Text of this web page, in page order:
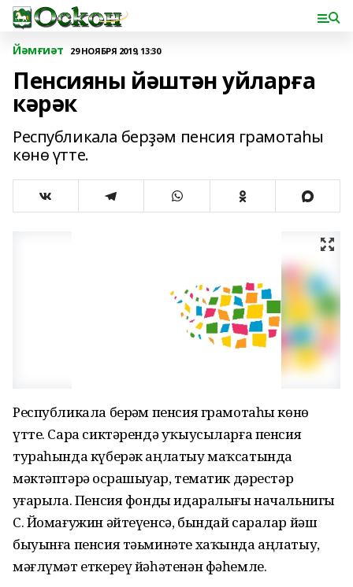
Йәмғиәт 29 НОЯБРЯ 2019, 13:30
Пенсияны йәштән уйларға
кәрәк
Республикала берҙәм пенсия грамотаһы
көнө үтте.
Республикала берҙәм пенсия грамотаһы көнө
үтте. Сара сиктәрендә уҡыусыларға пенсия
тураһында күберәк аңлатыу маҡсатында
мәктәптәрҙә осрашыуҙар, тематик дәрестәр
уҙғарыла. Пенсия фонды идаралығы начальнигы
С. Йомағужин әйтеүенсә, бындай саралар йәш
быуынға пенсия тәьминәте хаҡында аңлатыу,
мәғлүмәт еткереү йәһәтенән фәһемле.